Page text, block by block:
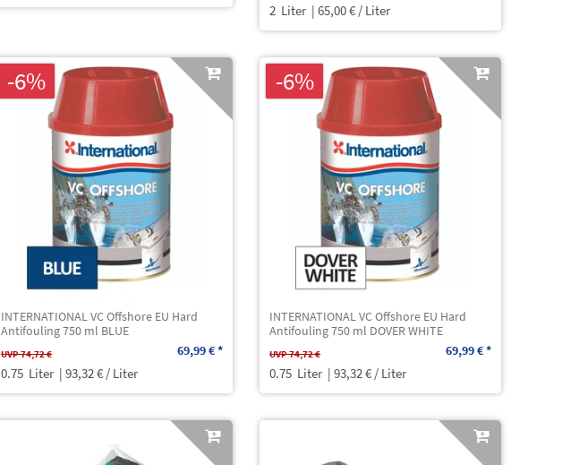
2 Liter | 65,00 € / Liter
-6%
INTERNATIONAL VC Offshore EU Hard
Antifouling 750 ml BLUE
UVP 74,72 € 69,99 € *
0.75 Liter | 93,32 € / Liter
-6%
INTERNATIONAL VC Offshore EU Hard
Antifouling 750 ml DOVER WHITE
UVP 74,72 € 69,99 € *
0.75 Liter | 93,32 € / Liter